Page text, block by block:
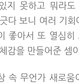
지 못하고 뭐라도
다 보니 여러 기회
좋아서 또 열심히
감을 만들어준 셈
속 무언가 새로움